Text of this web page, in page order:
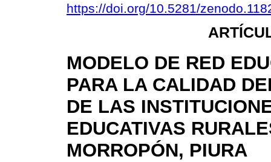
https://doi.org/10.5281/
MODELO DE RED
PARA LA CALIDAD
DE LAS
EDUCATIVAS
MORROPÓN, PIURA